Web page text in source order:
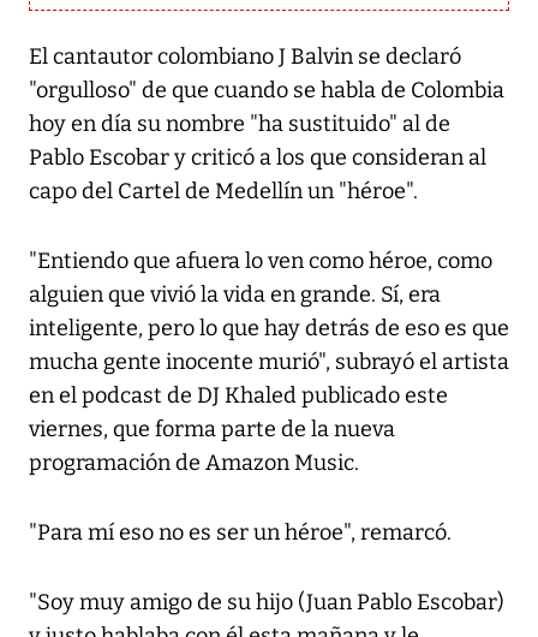
El cantautor colombiano J Balvin se declaró
"orgulloso" de que cuando se habla de Colombia
hoy en día su nombre "ha sustituido" al de
Pablo Escobar y criticó a los que consideran al
capo del Cartel de Medellín un "héroe".
"Entiendo que afuera lo ven como héroe, como
alguien que vivió la vida en grande. Sí, era
inteligente, pero lo que hay detrás de eso es que
mucha gente inocente murió", subrayó el artista
en el podcast de DJ Khaled publicado este
viernes, que forma parte de la nueva
programación de Amazon Music.
"Para mí eso no es ser un héroe", remarcó.
"Soy muy amigo de su hijo (Juan Pablo Escobar)